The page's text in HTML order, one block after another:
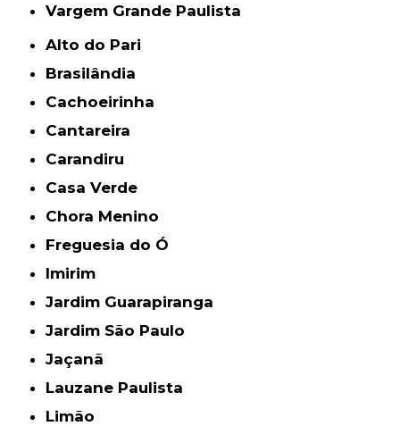
Vargem Grande Paulista
Alto do Pari
Brasilândia
Cachoeirinha
Cantareira
Carandiru
Casa Verde
Chora Menino
Freguesia do Ó
Imirim
Jardim Guarapiranga
Jardim São Paulo
Jaçanã
Lauzane Paulista
Limão